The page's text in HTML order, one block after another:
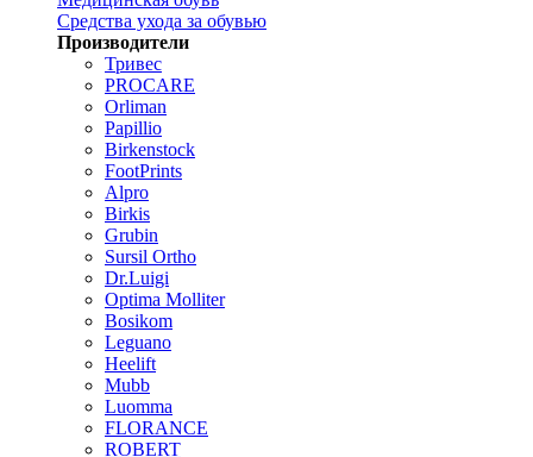
Средства ухода за обувью
Производители
Тривес
PROCARE
Orliman
Papillio
Birkenstock
FootPrints
Alpro
Birkis
Grubin
Sursil Ortho
Dr.Luigi
Optima Molliter
Bosikom
Leguano
Heelift
Mubb
Luomma
FLORANCE
ROBERT